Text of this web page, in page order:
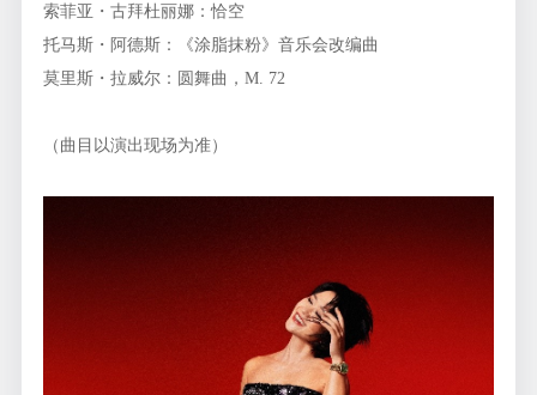
索菲亚・古拜杜丽娜：恰空
托马斯・阿德斯：《涂脂抹粉》音乐会改编曲
莫里斯・拉威尔：圆舞曲，M. 72
（曲目以演出现场为准）